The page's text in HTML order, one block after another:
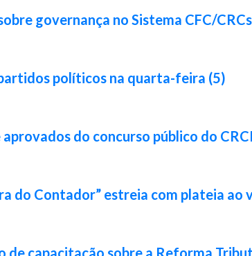
governança no Sistema CFC/CRCs
políticos na quarta-feira (5)
do concurso público do
do Contador” estreia com plateia ao
de capacitação sobre a Reforma